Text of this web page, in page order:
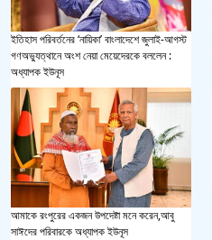
ইতিহাস পরিবর্তনের ‘নায়িকা’ বাংলাদেশে জুলাই-আগস্ট
গণঅভ্যুত্থানে অংশ নেয়া মেয়েদেরকে বললেন :
অধ্যাপক ইউনূস
আমাকে রংপুরের একজন উপদেষ্টা মনে করেন,আবু
সাঈদের পরিবারকে অধ্যাপক ইউনূস